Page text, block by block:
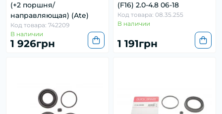
(+2 поршня/
направляющая) (Ate)
Код товара: 742209
В наличии
1 926грн
(F16) 2.0-4.8 06-18
Код товара: 08.35.255
В наличии
1 191грн